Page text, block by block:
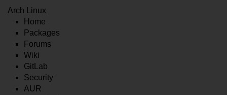
Arch Linux
Home
Packages
Forums
Wiki
GitLab
Security
AUR